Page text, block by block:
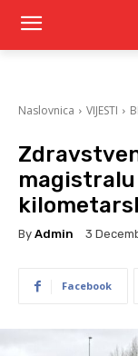
Naslovnica VIJESTI
By Admin 3
Facebook